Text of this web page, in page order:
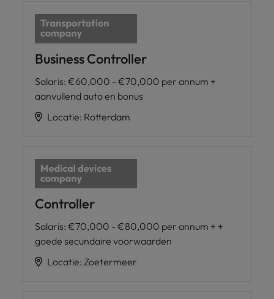
Business Controller
Salaris: €60,000 - €70,000 per annum +
aanvullend auto en bonus
Locatie: Rotterdam
Controller
Salaris: €70,000 - €80,000 per annum + +
goede secundaire voorwaarden
Locatie: Zoetermeer